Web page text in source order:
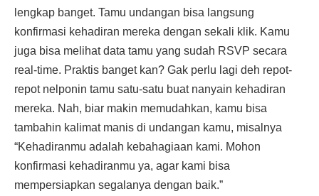
lengkap banget. Tamu undangan bisa langsung
konfirmasi kehadiran mereka dengan sekali klik. Kamu
juga bisa melihat data tamu yang sudah RSVP secara
real-time. Praktis banget kan? Gak perlu lagi deh repot-
repot nelponin tamu satu-satu buat nanyain kehadiran
mereka. Nah, biar makin memudahkan, kamu bisa
tambahin kalimat manis di undangan kamu, misalnya
“Kehadiranmu adalah kebahagiaan kami. Mohon
konfirmasi kehadiranmu ya, agar kami bisa
mempersiapkan segalanya dengan baik.”